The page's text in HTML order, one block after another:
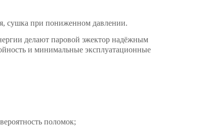
сушка при пониженном давлении.
делают паровой эжектор надёжным
и минимальные эксплуатационные
поломок;